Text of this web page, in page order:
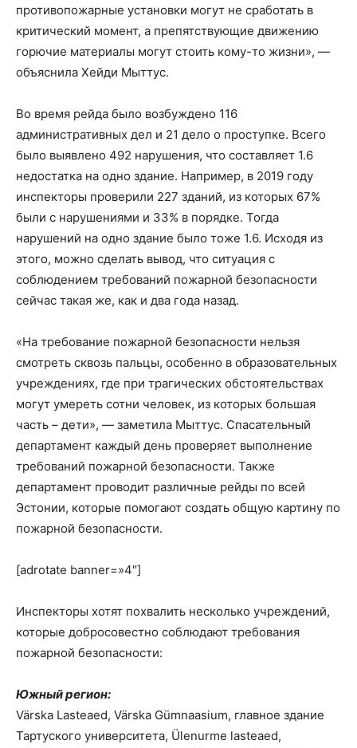
противопожарные установки могут не сработать в
критический момент, а препятствующие движению
горючие материалы могут стоить кому-то жизни», —
объяснила Хейди Мыттус.
Во время рейда было возбуждено 116
административных дел и 21 дело о проступке. Всего
было выявлено 492 нарушения, что составляет 1.6
недостатка на одно здание. Например, в 2019 году
инспекторы проверили 227 зданий, из которых 67%
были с нарушениями и 33% в порядке. Тогда
нарушений на одно здание было тоже 1.6. Исходя из
этого, можно сделать вывод, что ситуация с
соблюдением требований пожарной безопасности
сейчас такая же, как и два года назад.
«На требование пожарной безопасности нельзя
смотреть сквозь пальцы, особенно в образовательных
учреждениях, где при трагических обстоятельствах
могут умереть сотни человек, из которых большая
часть – дети», — заметила Мыттус. Спасательный
департамент каждый день проверяет выполнение
требований пожарной безопасности. Также
департамент проводит различные рейды по всей
Эстонии, которые помогают создать общую картину по
пожарной безопасности.
[adrotate banner=»4″]
Инспекторы хотят похвалить несколько учреждений,
которые добросовестно соблюдают требования
пожарной безопасности:
Южный регион:
Värska Lasteaed, Värska Gümnaasium, главное здание
Тартуского университета, Ülenurme lasteaed,